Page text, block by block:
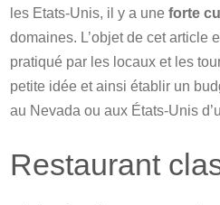
les Etats-Unis, il y a uneforte
domaines. L’objet de cet article
pratiqué par les locaux et les
petite idée et ainsi établir un
au Nevada ou aux États-Unis
Restaurant